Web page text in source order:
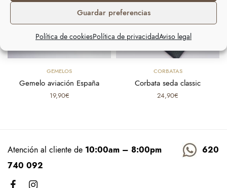
Guardar preferencias
Política de cookiesPolítica de privacidadAviso legal
Select options
GEMELOS
Gemelo aviación España
19,90€
Select options
CORBATAS
Corbata seda classic
24,90€
Atención al cliente de 10:00am – 8:00pm
620
740 092